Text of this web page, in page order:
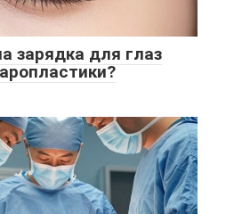
зарядка для глаз